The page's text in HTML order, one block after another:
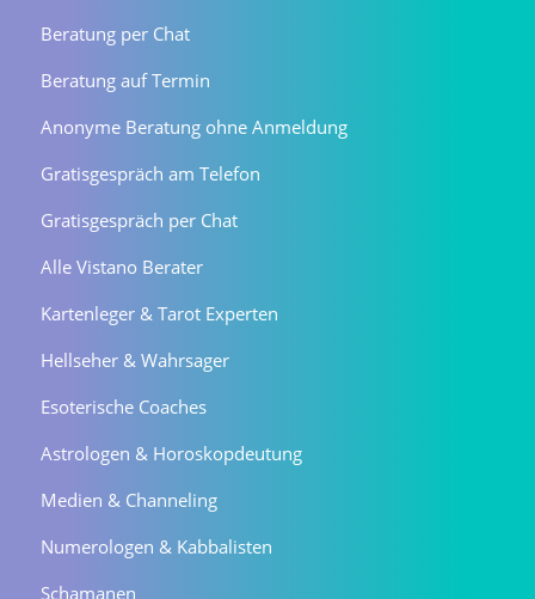
Beratung per Chat
Beratung auf Termin
Anonyme Beratung ohne Anmeldung
Gratisgespräch am Telefon
Gratisgespräch per Chat
Alle Vistano Berater
Kartenleger & Tarot Experten
Hellseher & Wahrsager
Esoterische Coaches
Astrologen & Horoskopdeutung
Medien & Channeling
Numerologen & Kabbalisten
Schamanen